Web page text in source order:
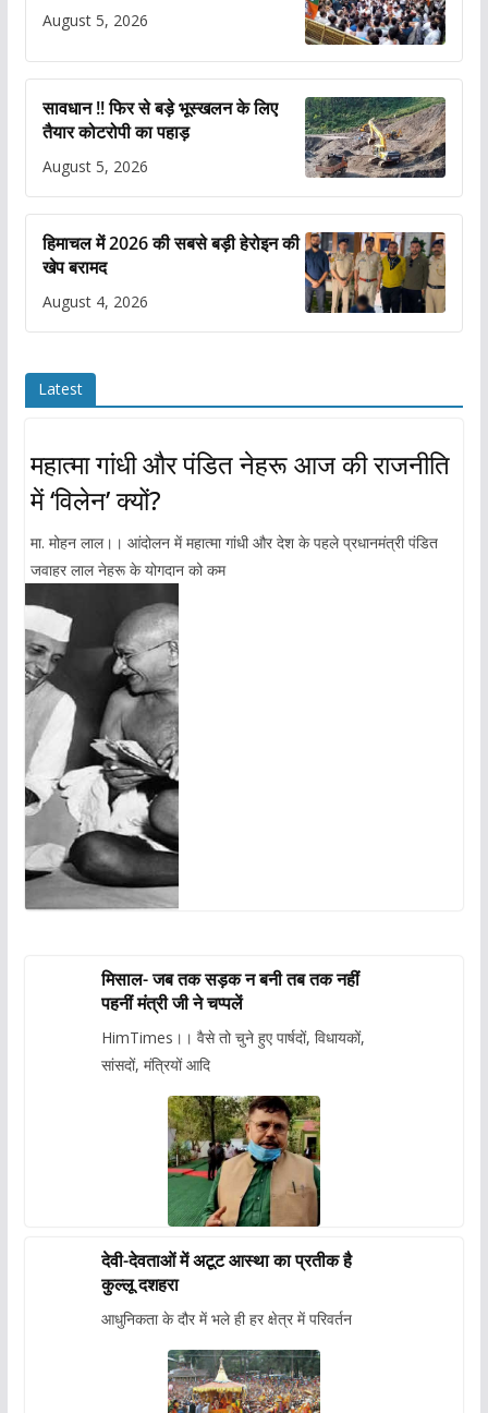
August 5, 2026
सावधान !! फिर से बड़े भूस्खलन के लिए
तैयार कोटरोपी का पहाड़
August 5, 2026
हिमाचल में 2026 की सबसे बड़ी हेरोइन की
खेप बरामद
August 4, 2026
Latest
महात्मा गांधी और पंडित नेहरू आज की राजनीति
में ‘विलेन’ क्यों?
मा. मोहन लाल।। आंदोलन में महात्मा गांधी और देश के पहले प्रधानमंत्री पंडित
जवाहर लाल नेहरू के योगदान को कम
मिसाल- जब तक सड़क न बनी तब तक नहीं
पहनीं मंत्री जी ने चप्पलें
HimTimes।। वैसे तो चुने हुए पार्षदों, विधायकों,
सांसदों, मंत्रियों आदि
देवी-देवताओं में अटूट आस्था का प्रतीक है
कुल्लू दशहरा
आधुनिकता के दौर में भले ही हर क्षेत्र में परिवर्तन